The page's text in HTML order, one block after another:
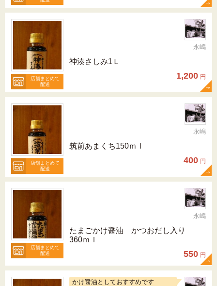
店舗まとめて
配送
永嶋
神湊さしみ1Ｌ
1,200 円
店舗まとめて
配送
永嶋
筑前あまくち150ｍｌ
400 円
店舗まとめて
配送
永嶋
たまごかけ醤油 かつおだし入り
360ｍｌ
550 円
かけ醤油としておすすめです